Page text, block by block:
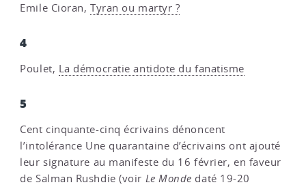
Emile Cioran,Tyran ou martyr ?
4
Poulet, La démocratie antidote du fanatisme
5
Cent cinquante-cinq écrivains dénoncent
l’intolérance Une quarantaine d’écrivains ont ajouté
leur signature au manifeste du 16 février, en faveur
de Salman Rushdie (voir Le Monde daté 19-20